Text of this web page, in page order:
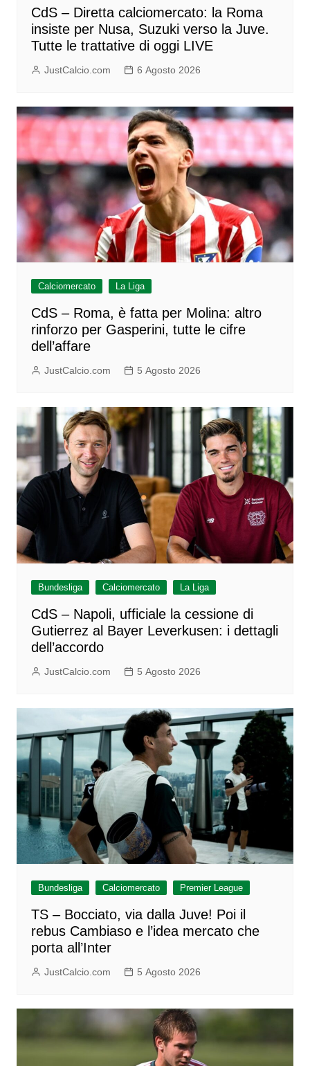
CdS – Diretta calciomercato: la Roma
insiste per Nusa, Suzuki verso la Juve.
Tutte le trattative di oggi LIVE
JustCalcio.com 6 Agosto 2026
Calciomercato La Liga
CdS – Roma, è fatta per Molina: altro
rinforzo per Gasperini, tutte le cifre
dell’affare
JustCalcio.com 5 Agosto 2026
Bundesliga Calciomercato La Liga
CdS – Napoli, ufficiale la cessione di
Gutierrez al Bayer Leverkusen: i dettagli
dell’accordo
JustCalcio.com 5 Agosto 2026
Bundesliga Calciomercato Premier League
TS – Bocciato, via dalla Juve! Poi il
rebus Cambiaso e l’idea mercato che
porta all’Inter
JustCalcio.com 5 Agosto 2026